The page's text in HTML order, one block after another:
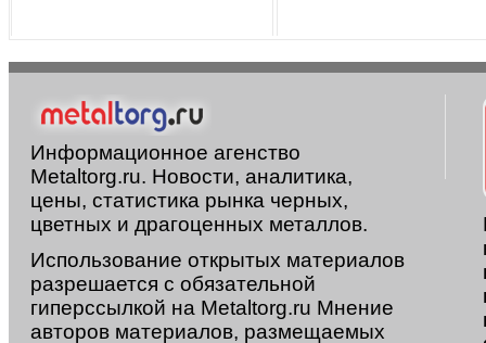
Информационное агенство
Metaltorg.ru. Новости, аналитика,
цены, статистика рынка черных,
цветных и драгоценных металлов.
Использование открытых материалов
разрешается с обязательной
гиперссылкой на Metaltorg.ru Мнение
авторов материалов, размещаемых